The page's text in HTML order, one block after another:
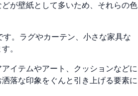
が壁紙として多いため、それらの色
す。ラグやカーテン、小さな家具な
。
イテムやアート、クッションなどに
落な印象をぐんと引き上げる要素に